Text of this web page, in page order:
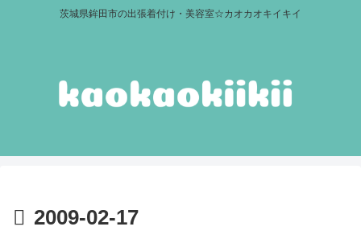
茨城県鉾田市の出張着付け・美容室☆カオカオキイキイ
2009-02-17